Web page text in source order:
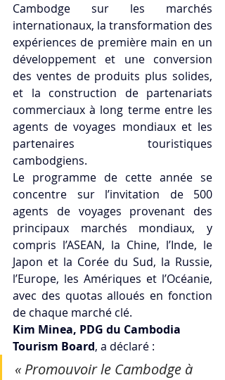
Cambodge sur les marchés
internationaux, la transformation des
expériences de première main en un
développement et une conversion
des ventes de produits plus solides,
et la construction de partenariats
commerciaux à long terme entre les
agents de voyages mondiaux et les
partenaires touristiques
cambodgiens.
Le programme de cette année se
concentre sur l’invitation de 500
agents de voyages provenant des
principaux marchés mondiaux, y
compris l’ASEAN, la Chine, l’Inde, le
Japon et la Corée du Sud, la Russie,
l’Europe, les Amériques et l’Océanie,
avec des quotas alloués en fonction
de chaque marché clé.
Kim Minea, PDG du Cambodia
Tourism Board, a déclaré :
« Promouvoir le Cambodge à